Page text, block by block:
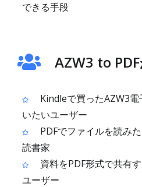
できる手段
AZW3 to
Kindleで買ったAZW3
いたいユーザー
PDFでファイルを読み
読書家
資料をPDF形式で共有
ユーザー